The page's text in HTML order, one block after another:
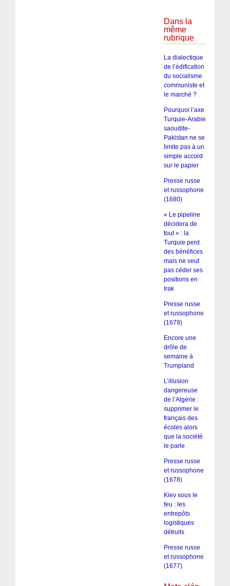
Dans la
même
rubrique
La dialectique
de l’édification
du socialisme
communiste et
le marché ?
Pourquoi l’axe
Turquie-Arabie
saoudite-
Pakistan ne se
limite pas à un
simple accord
sur le papier
Presse russe
et russophone
(1680)
« Le pipeline
décidera de
tout » : la
Turquie perd
des bénéfices
mais ne veut
pas céder ses
positions en
Irak
Presse russe
et russophone
(1679)
Encore une
drôle de
semaine à
Trumpland
L’illusion
dangereuse
de l’Algérie :
supprimer le
français des
écoles alors
que la société
le parle
Presse russe
et russophone
(1678)
Kiev sous le
feu : les
entrepôts
logistiques
détruits
Presse russe
et russophone
(1677)